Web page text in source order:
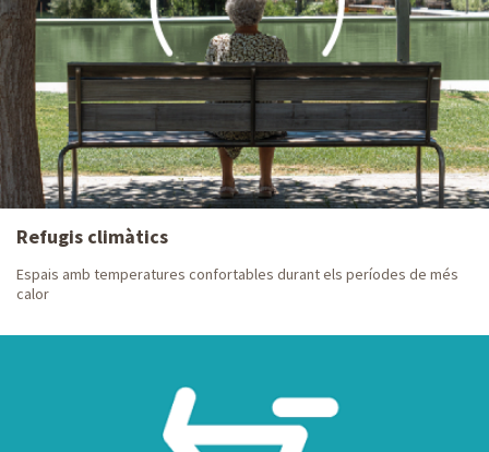
estadístiques
sostenible
cartografia
Infraestructures
Projectes i
obres
Anàlisi
laboratori
Refugis climàtics
Espais amb temperatures confortables durant els períodes de més
calor